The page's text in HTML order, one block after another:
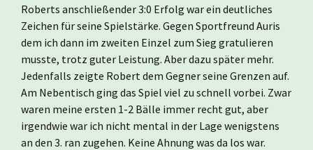
Roberts anschließender 3:0 Erfolg war ein deutliches
Zeichen für seine Spielstärke. Gegen Sportfreund Auris
dem ich dann im zweiten Einzel zum Sieg gratulieren
musste, trotz guter Leistung. Aber dazu später mehr.
Jedenfalls zeigte Robert dem Gegner seine Grenzen auf.
Am Nebentisch ging das Spiel viel zu schnell vorbei. Zwar
waren meine ersten 1-2 Bälle immer recht gut, aber
irgendwie war ich nicht mental in der Lage wenigstens
an den 3. ran zugehen. Keine Ahnung was da los war.